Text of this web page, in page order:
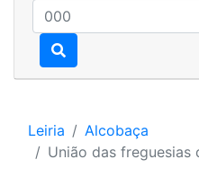
Leiria
Alcobaça
União das freguesias